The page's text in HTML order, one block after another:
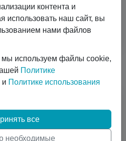
для различных отраслей,
криогенного
предприятия.
BaiTu) обеспечивает
и хранение, позволяя
еще
удобно работать
контента и
использовать наш сайт, вы
нами файлов
мы используем файлы cookie,
Политике
и Политике использования
все
необходимые